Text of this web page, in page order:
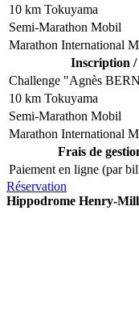
10 km Tokuyama
Semi-Marathon Mobil
Marathon International
Inscription /
Challenge "Agnès
10 km Tokuyama
Semi-Marathon Mobil
Marathon International
Frais de
Paiement en ligne (par
Réservation
Hippodrome Henry-